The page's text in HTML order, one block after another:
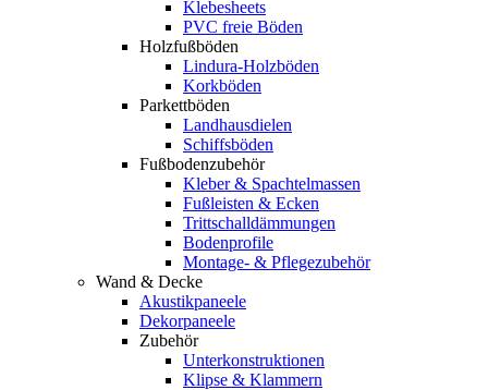
Klebesheets
PVC freie Böden
Holzfußböden
Lindura-Holzböden
Korkböden
Parkettböden
Landhausdielen
Schiffsböden
Fußbodenzubehör
Kleber & Spachtelmassen
Fußleisten & Ecken
Trittschalldämmungen
Bodenprofile
Montage- & Pflegezubehör
Wand & Decke
Akustikpaneele
Dekorpaneele
Zubehör
Unterkonstruktionen
Klipse & Klammern